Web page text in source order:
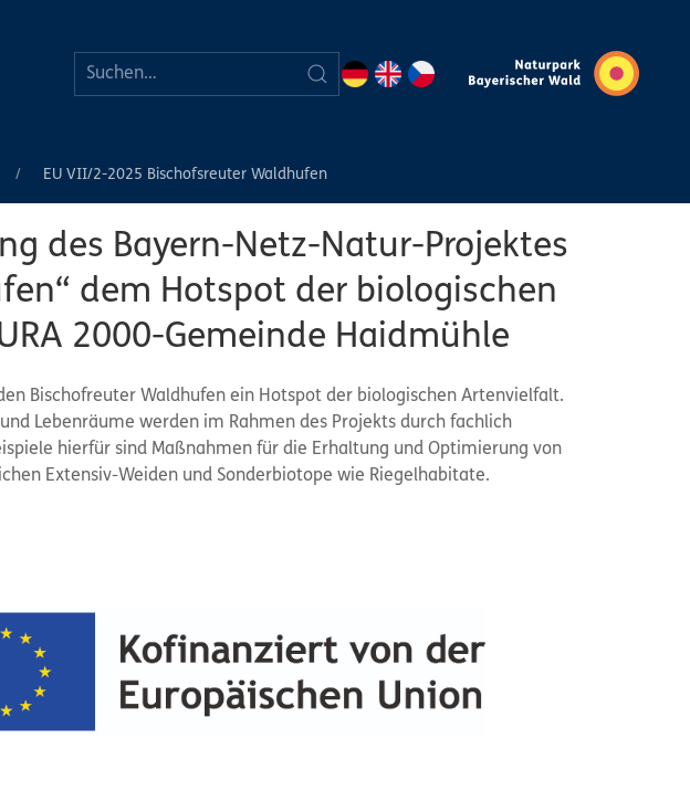
EU VII/2-2025 Bischofsreuter Waldhufen
des Bayern-Netz-Natur-Projektes
dem Hotspot der biologischen
2000-Gemeinde Haidmühle
Bischofreuter Waldhufen ein Hotspot der biologischen Artenvielfalt.
Lebenräume werden im Rahmen des Projekts durch fachlich
hierfür sind Maßnahmen für die Erhaltung und Optimierung von
Extensiv-Weiden und Sonderbiotope wie Riegelhabitate.